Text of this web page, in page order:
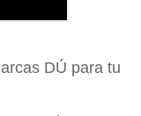
DÚ para tu